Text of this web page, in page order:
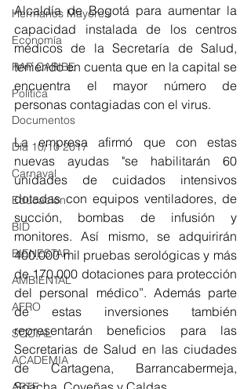
Hermanos Mayores
Economía
RAP CARIBE
Política
Documentos
Día 10/10 2017
Carnaval
Educación
BID
BIENESTAR
AMBIENTAL
AFRO
SOCIAL
ACADEMIA
Alcaldía de Bogotá para aumentar la
capacidad instalada de los centros
médicos de la Secretaría de Salud,
teniendo en cuenta que en la capital se
encuentra el mayor número de
personas contagiadas con el virus.
La empresa afirmó que con estas
nuevas ayudas "se habilitarán 60
dotadas con equipos ventiladores, de
succión, bombas de infusión y
monitores. Así mismo, se adquirirán
400.000 mil pruebas serológicas y más
de 170.000 dotaciones para protección
del personal médico”. Además parte
de estas inversiones también
representarán beneficios para las
Secretarias de Salud en las ciudades
de Cartagena, Barrancabermeja,